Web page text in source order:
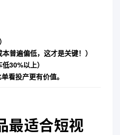
本普遍偏低，这才是关键！）
30%以上）
看投产更有价值。
最适合短视